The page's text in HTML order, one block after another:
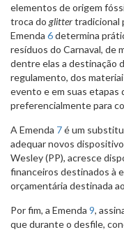
elementos de origem
troca do glittertradicional
Emenda 6determina
resíduos do Carnaval, de
dentre elas a destinação
regulamento, dos
evento e em suas etapas
preferencialmente para
A Emenda 7é um
adequar novos
Wesley (PP), acresce
financeiros destinados à
orçamentária destinada
Por fim, a Emenda 9,
que durante o desfile,